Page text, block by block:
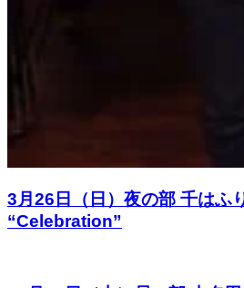
3月26日（日）夜の部 千は
“Celebration”